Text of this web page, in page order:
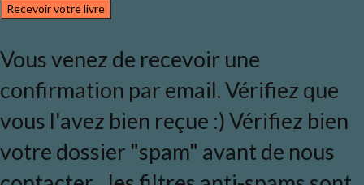
Recevoir votre livre
Vous venez de recevoir une
confirmation par email. Vérifiez que
vous l'avez bien reçue :) Vérifiez bien
votre dossier "spam" avant de nous